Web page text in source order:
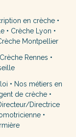
en crèche•
• Crèche Lyon •
Montpellier
Crèche Rennes •
• Nos métiers en
de crèche•
Directrice
•